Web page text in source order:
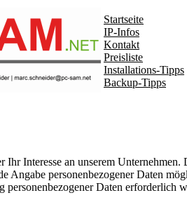
Startseite
IP-Infos
Kontakt
Preisliste
Installations-Tipps
Backup-Tipps
Ihr Interesse an unserem
Angabe personenbezogener Daten
personenbezogener Daten erforderlich